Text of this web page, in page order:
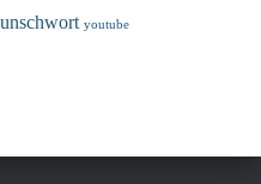
youtube